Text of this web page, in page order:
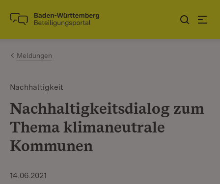
Zum Inhalt springen
Link zur Startseite
Meldungen
Nachhaltigkeit
Nachhaltigkeitsdialog zum
Thema klimaneutrale
Kommunen
14.06.2021